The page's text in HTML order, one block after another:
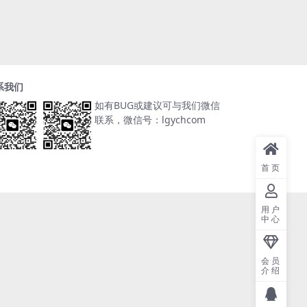
我们
如有BUG或建议可与我们微信
联系，微信号：lgychcom
首页
用户
中心
会员
介绍